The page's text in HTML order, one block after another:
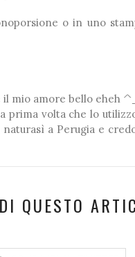
o in uno
il mio amore bello eheh
prima volta che lo
naturasì a Perugia e
QUESTO